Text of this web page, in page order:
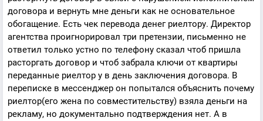
договора и вернуть мне деньги как не основательное
обогащение. Есть чек перевода денег риелтору. Директор
агентства проигнорировал три претензии, письменно не
ответил только устно по телефону сказал чтоб пришла
расторгать договор и чтоб забрала ключи от квартиры
переданные риелтор у в день заключения договора. В
переписке в мессенджер он попытался объяснить почему
риелтор(его жена по совместительству) взяла деньги на
рекламу, но документально подтверждения нет. А в